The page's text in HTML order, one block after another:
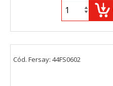
Cód. Fersay: 44FS0602